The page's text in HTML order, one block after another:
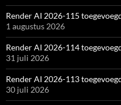
Render AI 2026-115
1 augustus 2026
Render AI 2026-114
31 juli 2026
Render AI 2026-113
30 juli 2026